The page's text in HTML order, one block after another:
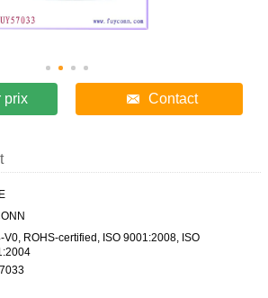
prix Contact
V0, ROHS-certified, ISO 9001:2008, ISO